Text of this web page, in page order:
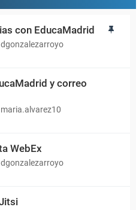
con EducaMadrid
dgonzalezarroyo
y correo
maria.alvarez10
WebEx
dgonzalezarroyo